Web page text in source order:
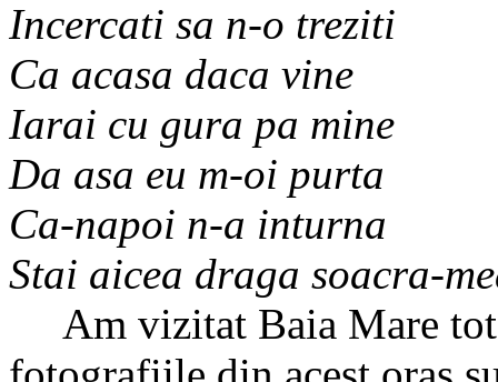
Incercati sa n-o treziti
Ca acasa daca vine
Iarai cu gura pa mine
Da asa eu m-oi purta
Ca-napoi n-a inturna
Stai aicea draga soacra-
Am vizitat Baia Mare tot